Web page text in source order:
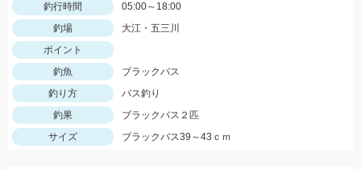
釣行時間
05:00～18:00
釣場
大江・五三川
ポイント
釣魚
ブラックバス
釣り方
バス釣り
釣果
ブラックバス２匹
サイズ
ブラックバス39～43ｃｍ